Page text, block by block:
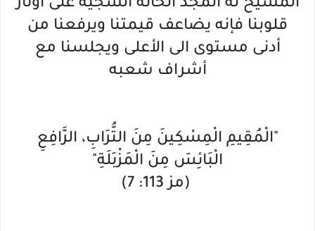
المسيح له المجد ألحانه الشجية على أوتار
قلوبنا فإنه يضاعف قيمتنا ويرفعنا من
أدنى مستوى الى الأعلى ويجلسنا مع
أشراف شعبه
"الْمُقِيمِ الْمِسْكِينَ مِنَ التُّرَابِ، الرَّافِعِ
الْبَائِسَ مِنَ الْمَزْبَلَةِ"
(مز 113: 7)